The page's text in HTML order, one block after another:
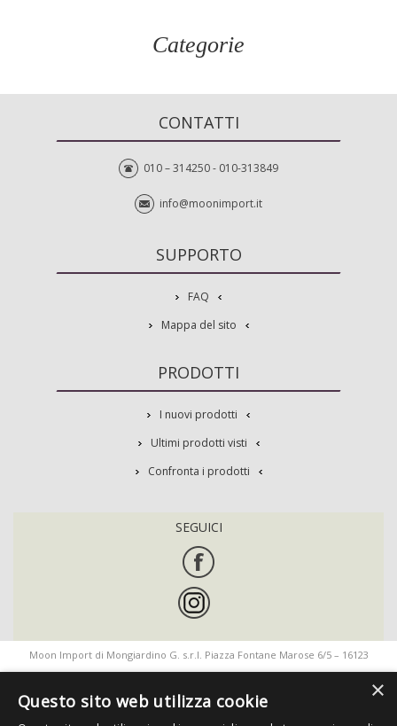
Categorie
CONTATTI
010 – 314250 - 010-313849
info@moonimport.it
SUPPORTO
FAQ
Mappa del sito
PRODOTTI
I nuovi prodotti
Ultimi prodotti visti
Confronta i prodotti
SEGUICI
Moon Import di Mongiardino G. s.r.l. Piazza Fontane Marose 6/5 – 16123
Sede legale e amministrativa: Piazza Fontane Marose 6/5 – 16123 Genova -
×
Questo sito web utilizza cookie